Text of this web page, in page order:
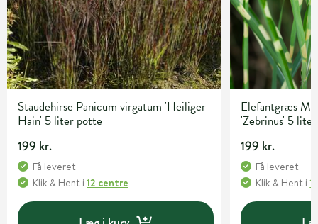
Staudehirse Panicum virgatum 'Heiliger
Hain' 5 liter potte
199 kr.
Få leveret
Klik & Hent i 12 centre
Elefantgræs
'Zebrinus' 5
199 kr.
Få leveret
Klik & Hent i